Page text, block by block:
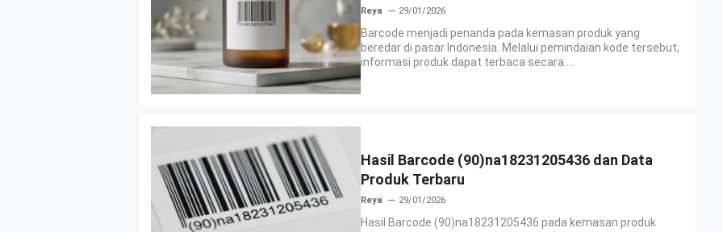
Reya 29/01/2026
Barcode menjadi penanda pada kemasan produk yang
beredar di pasar Indonesia. Melalui pemindaian kode tersebut,
informasi produk dapat terbaca secara ...
Hasil Barcode (90)na18231205436 dan Data
Produk Terbaru
Reya 29/01/2026
Hasil Barcode (90)na18231205436 pada kemasan produk